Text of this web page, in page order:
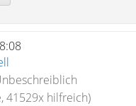
41529x hilfreich)